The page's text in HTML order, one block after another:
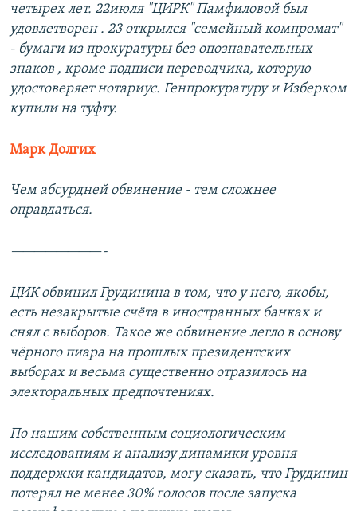
четырех лет. 22июля "ЦИРК" Памфиловой был
удовлетворен . 23 открылся "семейный компромат"
- бумаги из прокуратуры без опознавательных
знаков , кроме подписи переводчика, которую
удостоверяет нотариус. Генпрокуратуру и Изберком
купили на туфту.
Марк Долгих
Чем абсурдней обвинение - тем сложнее
оправдаться.
————————-
ЦИК обвинил Грудинина в том, что у него, якобы,
есть незакрытые счёта в иностранных банках и
снял с выборов. Такое же обвинение легло в основу
чёрного пиара на прошлых президентских
выборах и весьма существенно отразилось на
электоральных предпочтениях.
По нашим собственным социологическим
исследованиям и анализу динамики уровня
поддержки кандидатов, могу сказать, что Грудинин
потерял не менее 30% голосов после запуска